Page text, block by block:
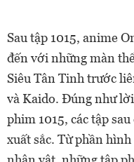
Sau tập 1015, anime
đến với những màn
Siêu Tân Tinh trước
và Kaido. Đúng như
phim 1015, các tập
xuất sắc. Từ phần